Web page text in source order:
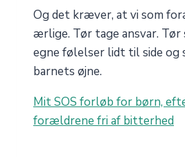
Og det kræver, at vi som
ærlige. Tør tage ansvar.
egne følelser lidt til side og
barnets øjne.
Mit SOS forløb for børn,
forældrene fri af bitterhed